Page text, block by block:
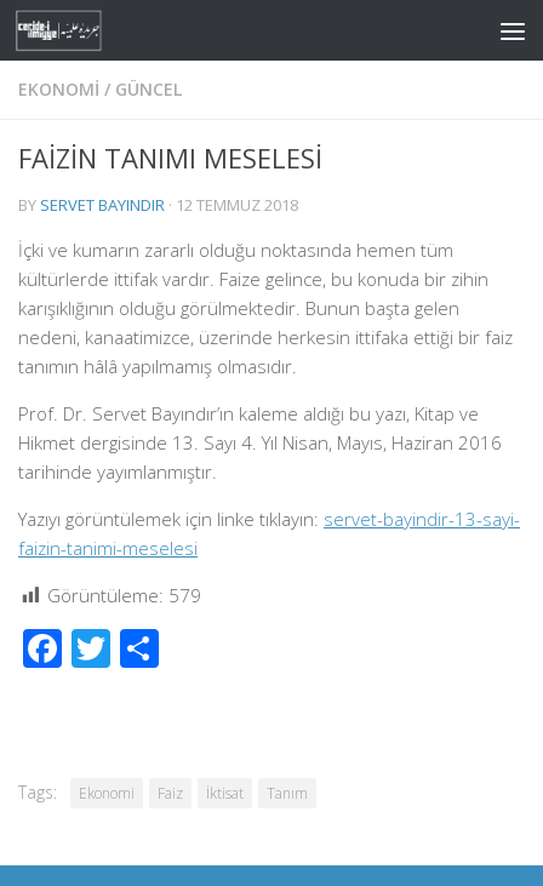
Skip to content
EKONOMI / GÜNCEL
FAİZİN TANIMI MESELESİ
BY SERVET BAYINDIR · 12 TEMMUZ 2018
İçki ve kumarın zararlı olduğu noktasında hemen tüm
kültürlerde ittifak vardır. Faize gelince, bu konuda bir zihin
karışıklığının olduğu görülmektedir. Bunun başta gelen
nedeni, kanaatimizce, üzerinde herkesin ittifaka ettiği bir faiz
tanımın hâlâ yapılmamış olmasıdır.
Prof. Dr. Servet Bayındır’ın kaleme aldığı bu yazı, Kitap ve
Hikmet dergisinde 13. Sayı 4. Yıl Nisan, Mayıs, Haziran 2016
tarihinde yayımlanmıştır.
Yazıyı görüntülemek için linke tıklayın: servet-bayindir-13-sayi-
faizin-tanimi-meselesi
Görüntüleme: 579
Facebook
Twitter
Tags: Ekonomi Faiz İktisat Tanım